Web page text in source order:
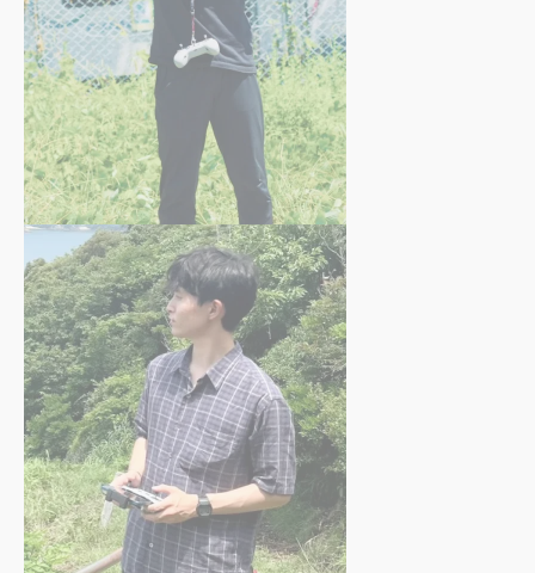
竹内 大雅さん